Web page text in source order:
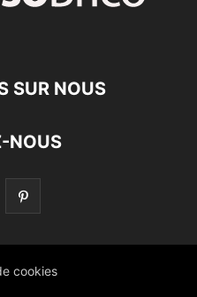
SUR NOUS
NOUS
cookies